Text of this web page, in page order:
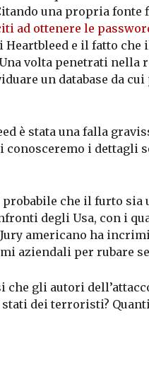
una propria fonte
ad ottenere le
e il fatto che
volta penetrati nella
un database da
è stata una falla
i dettagli
probabile che il furto
degli Usa, con i
americano ha
aziendali per rubare
che gli autori
dei terroristi?